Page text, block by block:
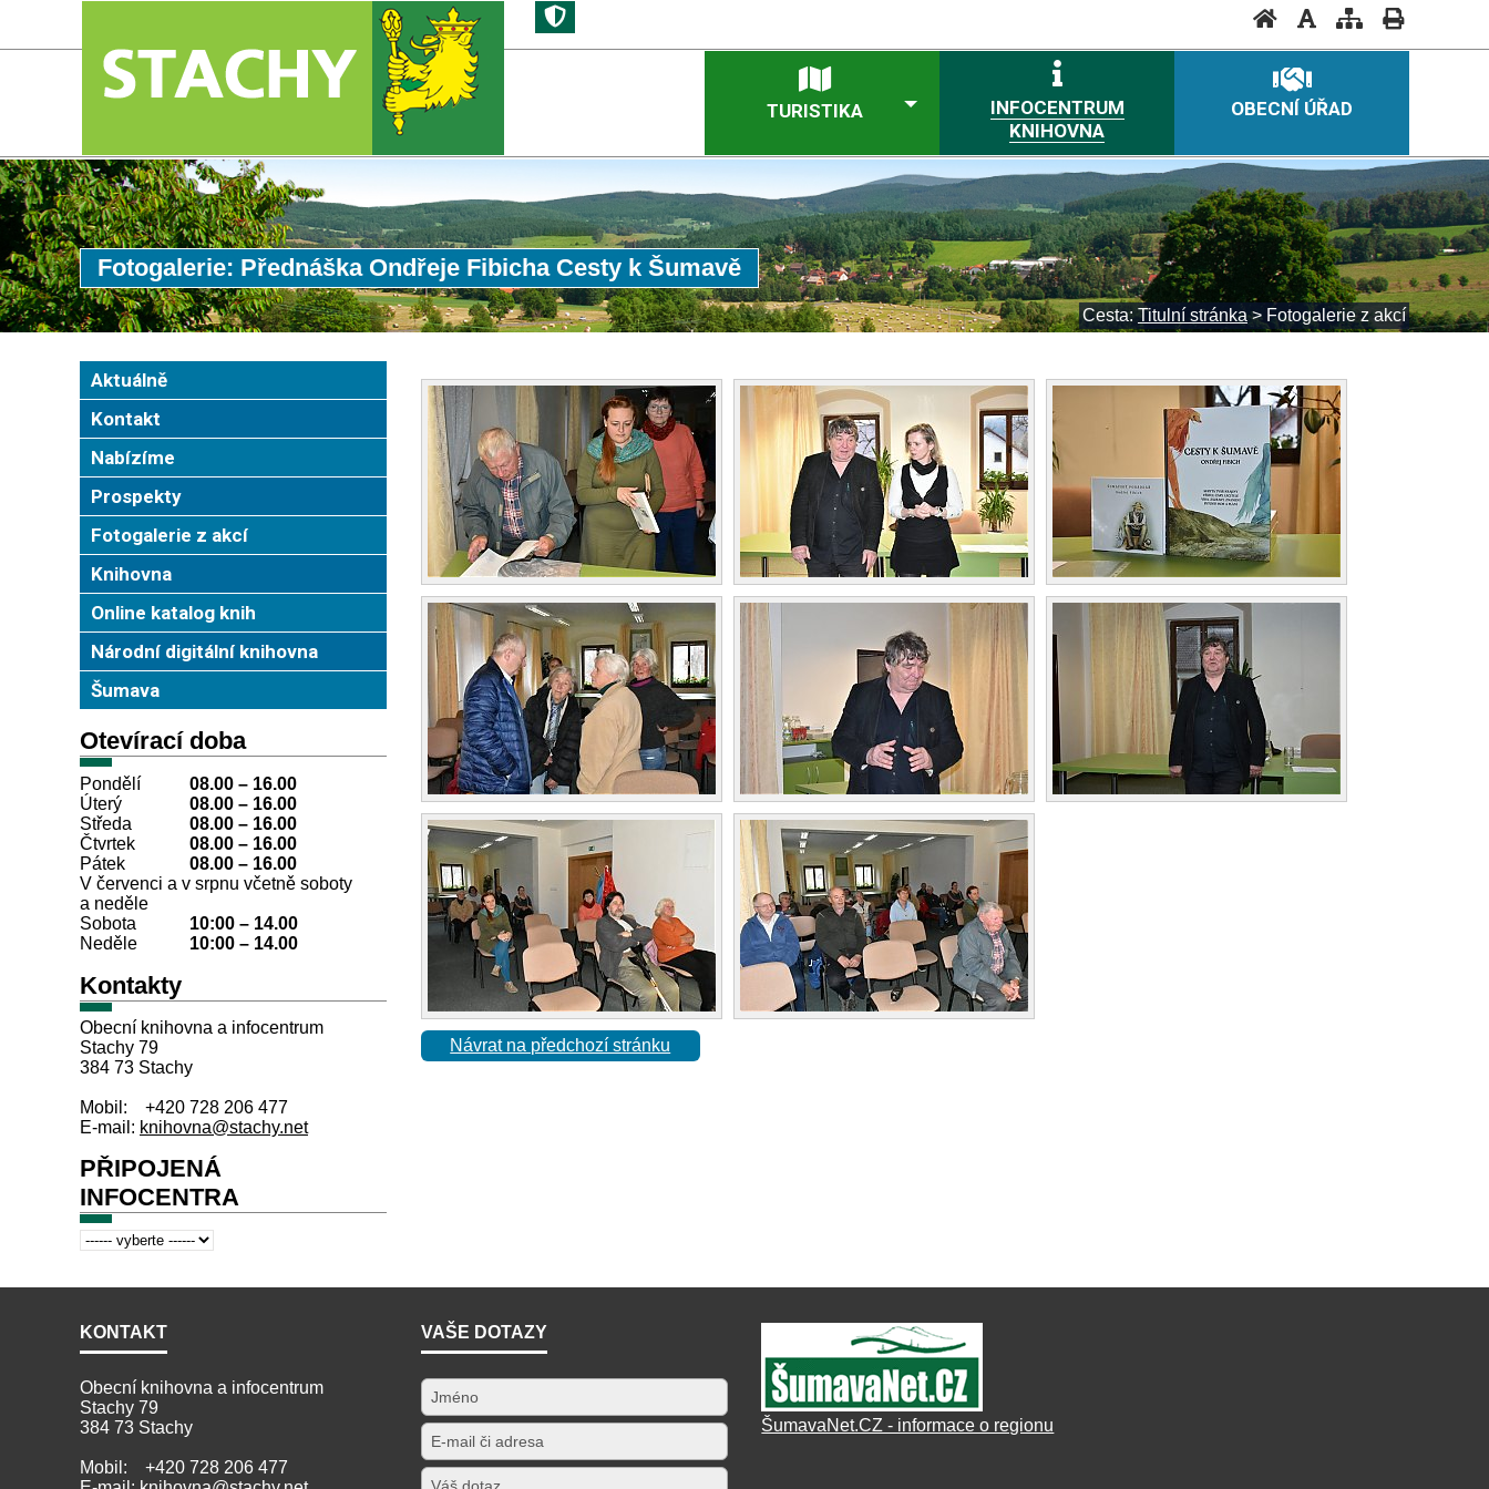
TURISTIKA
INFOCENTRUM
KNIHOVNA
OBECNÍ ÚŘAD
Fotogalerie: Přednáška Ondřeje Fibicha Cesty k Šumavě
Cesta: Titulní stránka> Fotogalerie z akcí
Aktuálně
Kontakt
Nabízíme
Prospekty
Fotogalerie z akcí
Knihovna
Online katalog knih
Národní digitální knihovna
Šumava
Otevírací doba
Pondělí
08.00 – 16.00
Úterý
08.00 – 16.00
Středa
08.00 – 16.00
Čtvrtek
08.00 – 16.00
Pátek
08.00 – 16.00
V červenci a v srpnu včetně soboty
a neděle
Sobota
10:00 – 14.00
Neděle
10:00 – 14.00
Kontakty
Obecní knihovna a infocentrum
Stachy 79
384 73 Stachy
Mobil: +420 728 206 477
E-mail: knihovna@stachy.net
PŘIPOJENÁ
INFOCENTRA
Návrat na předchozí stránku
KONTAKT
Obecní knihovna a infocentrum
Stachy 79
384 73 Stachy
Mobil: +420 728 206 477
VAŠE DOTAZY
ŠumavaNet.CZ - informace o regionu